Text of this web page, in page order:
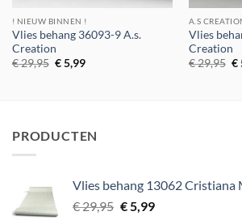
! NIEUW BINNEN !
Vlies behang 36093-9 A.s.
Creation
€29,95 Oorspronkelijke
prijs
€5,99Huidige
A.S
Vlies
Creation
€29,95 €
PRODUCTEN
Vlies behang 13062 Cristiana
€29,95 Oorspronkelijke
€5,99Huidige